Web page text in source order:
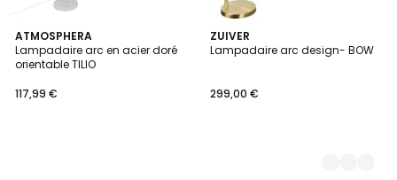
ATMOSPHERA
Lampadaire arc en acier doré
orientable TILIO
117,99 €
ZUIVER
Lampadaire arc design- BOW
299,00 €
2
Couleurs